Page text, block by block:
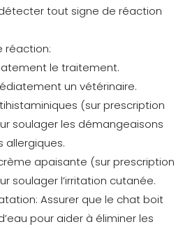
tout signe de réaction
réaction:
le traitement.
un vétérinaire.
(sur prescription
soulager les démangeaisons
allergiques.
apaisante (sur prescription
soulager l’irritation cutanée.
Assurer que le chat boit
pour aider à éliminer les